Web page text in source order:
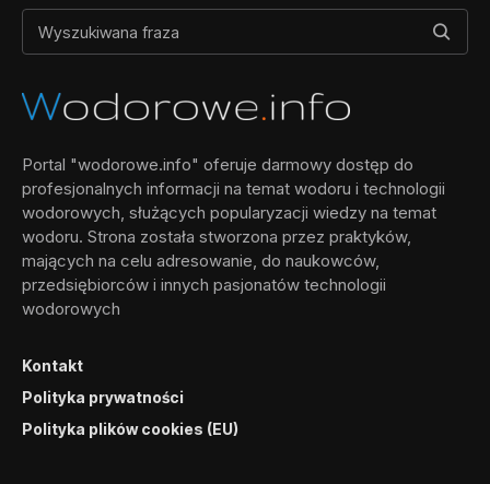
Portal "wodorowe.info" oferuje darmowy dostęp do
profesjonalnych informacji na temat wodoru i technologii
wodorowych, służących popularyzacji wiedzy na temat
wodoru. Strona została stworzona przez praktyków,
mających na celu adresowanie, do naukowców,
przedsiębiorców i innych pasjonatów technologii
wodorowych
Kontakt
Polityka prywatności
Polityka plików cookies (EU)